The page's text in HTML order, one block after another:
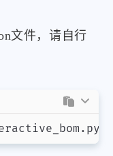
文件，请自行
. py